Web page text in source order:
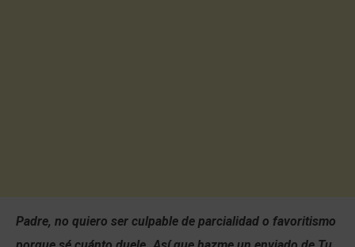
Padre, no quiero ser culpable de parcialidad o favoritismo